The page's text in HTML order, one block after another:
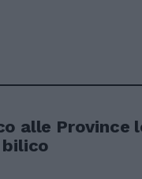
alle Province
bilico